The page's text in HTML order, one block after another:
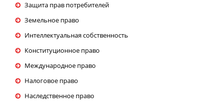
Защита прав потребителей
Земельное право
Интеллектуальная собственность
Конституционное право
Международное право
Налоговое право
Наследственное право